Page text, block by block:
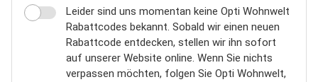
Leider sind uns momentan keine Opti Wohnwelt
Rabattcodes bekannt. Sobald wir einen neuen
Rabattcode entdecken, stellen wir ihn sofort
auf unserer Website online. Wenn Sie nichts
verpassen möchten, folgen Sie Opti Wohnwelt,